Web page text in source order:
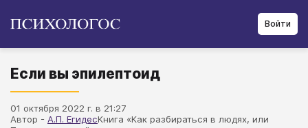
Войти
Если вы эпилептоид
01 октября 2022 г. в 21:27
Автор - А.П. ЕгидесКнига «Как разбираться в людях, или